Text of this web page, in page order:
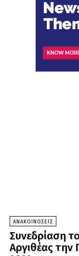
ΑΝΑΚΟΙΝΩΣΕΙΣ
Συνεδρίαση
Αργιθέας